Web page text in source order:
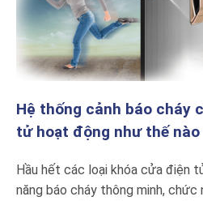
Hệ thống cảnh báo cháy
tử hoạt động như thế nào
Hầu hết các loại khóa cửa điện
năng báo cháy thông minh,